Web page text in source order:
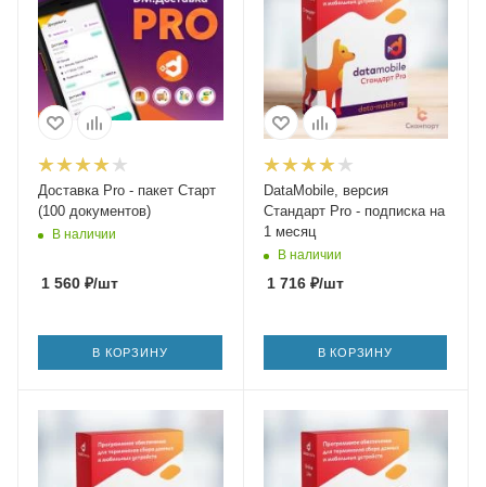
Доставка Pro - пакет Старт
(100 документов)
В наличии
1 560 ₽/шт
В КОРЗИНУ
DataMobile, версия
Стандарт Pro - подписка на
1 месяц
В наличии
1 716₽/шт
В КОРЗИНУ